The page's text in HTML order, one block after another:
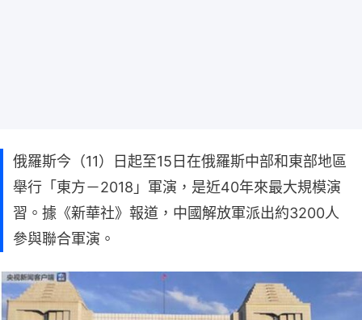
俄羅斯今（11）日起至15日在俄羅斯中部和東部地區
舉行「東方－2018」軍演，是近40年來最大規模演
習。據《新華社》報道，中國解放軍派出約3200人
參與聯合軍演。